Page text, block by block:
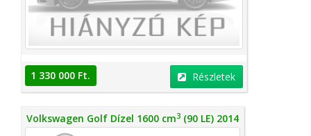
1 330 000 Ft. Részletek
Volkswagen Golf Dízel 1600 cm3 (90 LE) 2014